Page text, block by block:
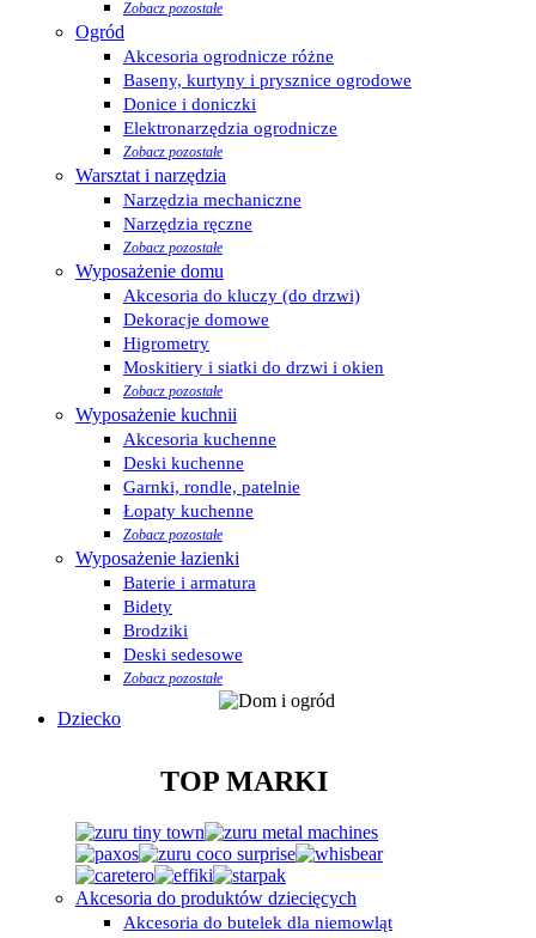
Zobacz pozostałe
Ogród
Akcesoria ogrodnicze różne
Baseny, kurtyny i prysznice ogrodowe
Donice i doniczki
Elektronarzędzia ogrodnicze
Zobacz pozostałe
Warsztat i narzędzia
Narzędzia mechaniczne
Narzędzia ręczne
Zobacz pozostałe
Wyposażenie domu
Akcesoria do kluczy (do drzwi)
Dekoracje domowe
Higrometry
Moskitiery i siatki do drzwi i okien
Zobacz pozostałe
Wyposażenie kuchnii
Akcesoria kuchenne
Deski kuchenne
Garnki, rondle, patelnie
Łopaty kuchenne
Zobacz pozostałe
Wyposażenie łazienki
Baterie i armatura
Bidety
Brodziki
Deski sedesowe
Zobacz pozostałe
Dziecko
TOP MARKI
Akcesoria do produktów dziecięcych
Akcesoria do butelek dla niemowląt